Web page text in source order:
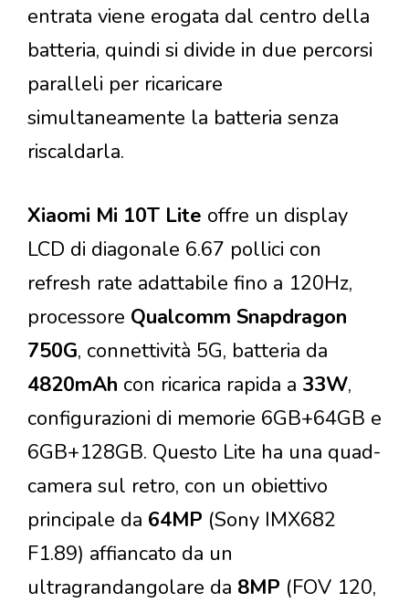
entrata viene erogata dal centro della
batteria, quindi si divide in due percorsi
paralleli per ricaricare
simultaneamente la batteria senza
riscaldarla.
Xiaomi Mi 10T Lite offre un display
LCD di diagonale 6.67 pollici con
refresh rate adattabile fino a 120Hz,
processore Qualcomm Snapdragon
750G, connettività 5G, batteria da
4820mAh con ricarica rapida a 33W,
configurazioni di memorie 6GB+64GB e
6GB+128GB. Questo Lite ha una quad-
camera sul retro, con un obiettivo
principale da 64MP (Sony IMX682
F1.89) affiancato da un
ultragrandangolare da 8MP (FOV 120,